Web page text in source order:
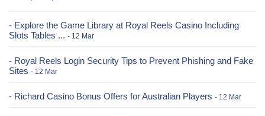
- Explore the Game Library at Royal Reels Casino Including
Slots Tables ... - 12 Mar
- Royal Reels Login Security Tips to Prevent Phishing and Fake
Sites - 12 Mar
- Richard Casino Bonus Offers for Australian Players - 12 Mar